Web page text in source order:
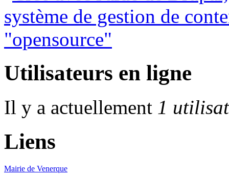
Utilisateurs en ligne
Il y a actuellement 1
Liens
Mairie de Venerque